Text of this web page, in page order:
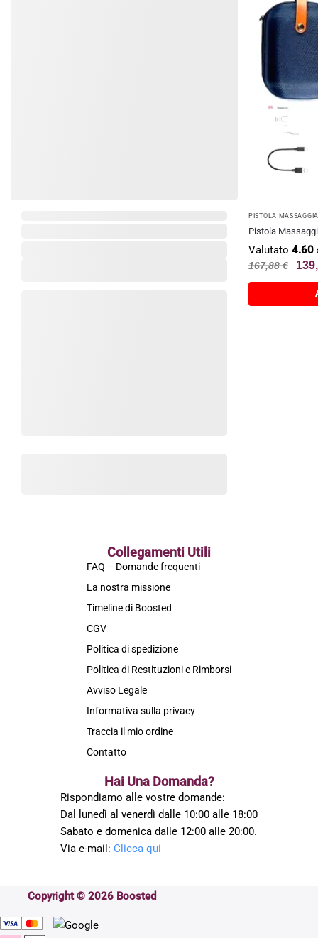
PISTOLA
Pistola
Valutato 4.60
167,88€
Collegamenti Utili
FAQ – Domande frequenti
La nostra missione
Timeline di Boosted
CGV
Politica di spedizione
Politica di Restituzioni e Rimborsi
Avviso Legale
Informativa sulla privacy
Traccia il mio ordine
Contatto
Hai Una Domanda?
Rispondiamo alle vostre domande:
Dal lunedì al venerdì dalle 10:00 alle 18:00
Sabato e domenica dalle 12:00 alle 20:00.
Via e-mail: Clicca qui
Copyright © 2026 Boosted